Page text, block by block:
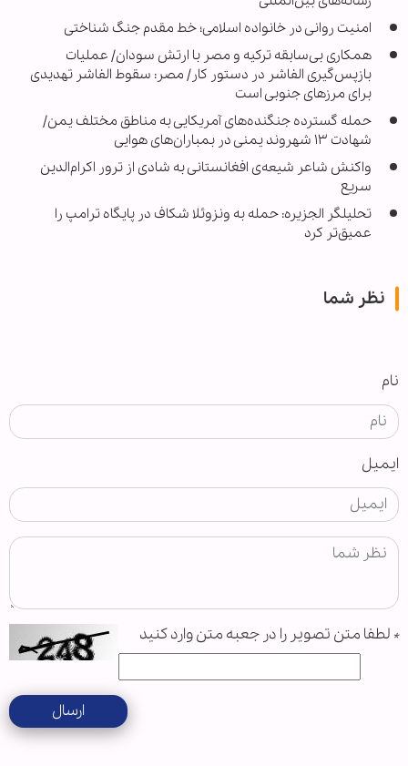
امنیت روانی در خانواده اسلامی؛ خط مقدم جنگ شناختی
همکاری بی‌سابقه ترکیه و مصر با ارتش سودان/ عملیات
بازپس‌گیری الفاشر در دستور کار/ مصر: سقوط الفاشر تهدیدی
برای مرزهای جنوبی است
حمله گسترده جنگنده‌های آمریکایی به مناطق مختلف یمن/
شهادت ۱۳ شهروند یمنی در بمباران‌های هوایی
واکنش شاعر شیعه‌ی افغانستانی به شادی از ترور اکرام‌الدین
سریع
تحلیلگر الجزیره: حمله به ونزوئلا شکاف در پایگاه ترامپ را
عمیق‌تر کرد
نظر شما
نام
ایمیل
* لطفا متن تصویر را در جعبه متن وارد کنید
ارسال